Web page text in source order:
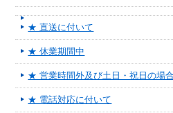
★ 直送に付いて
★ 休業期間中
★ 営業時間外及び土日・祝日の場
★ 電話対応に付いて